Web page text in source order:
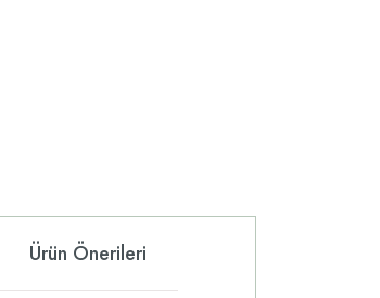
Ürün Önerileri